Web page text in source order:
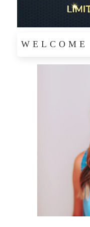
WELCOME